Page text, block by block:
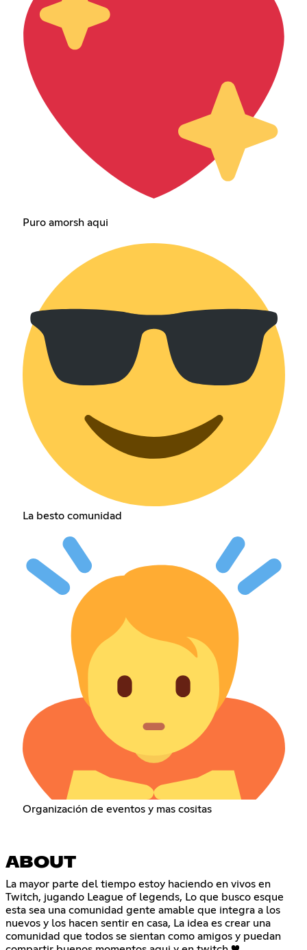
Puro amorsh aqui
La besto comunidad
Organización de eventos y mas cositas
ABOUT
La mayor parte del tiempo estoy haciendo en vivos en
Twitch, jugando League of legends, Lo que busco esque
esta sea una comunidad gente amable que integra a los
nuevos y los hacen sentir en casa, La idea es crear una
comunidad que todos se sientan como amigos y puedan